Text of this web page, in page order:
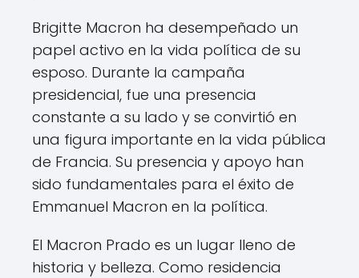
Brigitte Macron ha desempeñado un
papel activo en la vida política de su
esposo. Durante la campaña
presidencial, fue una presencia
constante a su lado y se convirtió en
una figura importante en la vida pública
de Francia. Su presencia y apoyo han
sido fundamentales para el éxito de
Emmanuel Macron en la política.
El Macron Prado es un lugar lleno de
historia y belleza. Como residencia